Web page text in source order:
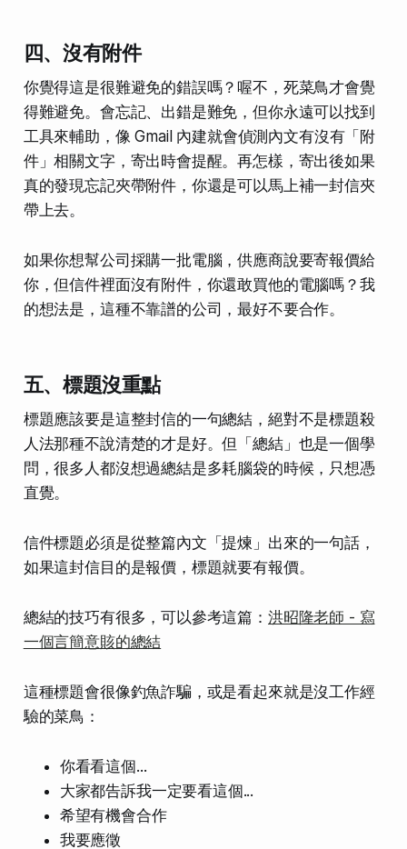
四、沒有附件
你覺得這是很難避免的錯誤嗎？喔不，死菜鳥才會覺
得難避免。會忘記、出錯是難免，但你永遠可以找到
工具來輔助，像 Gmail 內建就會偵測內文有沒有「附
件」相關文字，寄出時會提醒。再怎樣，寄出後如果
真的發現忘記夾帶附件，你還是可以馬上補一封信夾
帶上去。
如果你想幫公司採購一批電腦，供應商說要寄報價給
你，但信件裡面沒有附件，你還敢買他的電腦嗎？我
的想法是，這種不靠譜的公司，最好不要合作。
五、標題沒重點
標題應該要是這整封信的一句總結，絕對不是標題殺
人法那種不說清楚的才是好。但「總結」也是一個學
問，很多人都沒想過總結是多耗腦袋的時候，只想憑
直覺。
信件標題必須是從整篇內文「提煉」出來的一句話，
如果這封信目的是報價，標題就要有報價。
總結的技巧有很多，可以參考這篇： 洪昭隆老師 - 寫
一個言簡意賅的總結
這種標題會很像釣魚詐騙，或是看起來就是沒工作經
驗的菜鳥：
你看看這個...
大家都告訴我一定要看這個...
希望有機會合作
我要應徵